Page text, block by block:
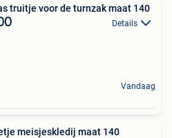
truitje voor de turnzak maat 140
Details
Vandaag
meisjeskledij maat 140